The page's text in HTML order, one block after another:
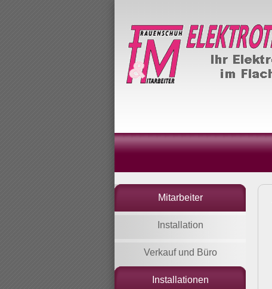
Mitarbeiter
Installation
Verkauf und Büro
Installationen